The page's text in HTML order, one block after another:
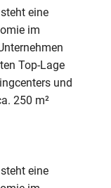
eine
im
Top-Lage
und
250 m²
eine